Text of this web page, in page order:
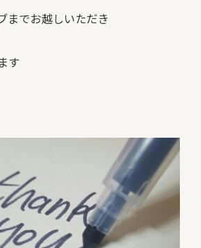
までお越しいただき
す